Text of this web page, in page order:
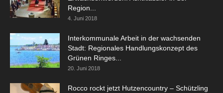
Region...
4. Juni 2018
Interkommunale Arbeit in der wachsenden
Stadt: Regionales Handlungskonzept des
Grünen Ringes...
20. Juni 2018
Rocco rockt jetzt Hutzencountry – Schützling